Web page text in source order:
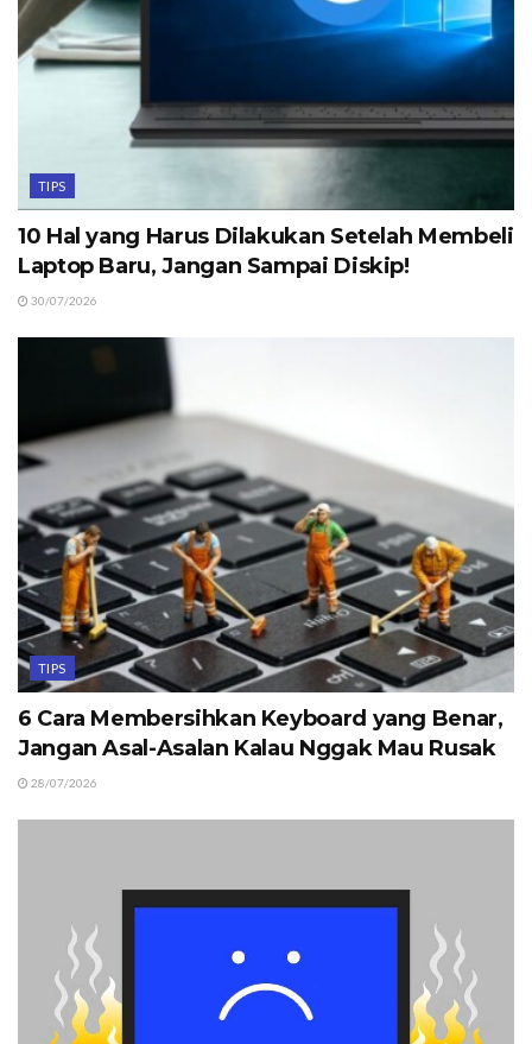
TIPS
10 Hal yang Harus Dilakukan Setelah Membeli
Laptop Baru, Jangan Sampai Diskip!
30/07/2026
TIPS
6 Cara Membersihkan Keyboard yang Benar,
Jangan Asal-Asalan Kalau Nggak Mau Rusak
28/07/2026